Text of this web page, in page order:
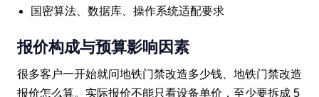
国密算法、数据库、操作系统适配要求
报价构成与预算影响因素
很多客户一开始就问地铁门禁改造多少钱、地铁门禁改造
报价怎么算。实际报价不能只看设备单价，至少要拆成 5